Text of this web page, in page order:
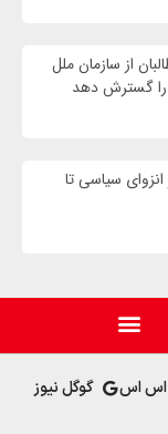
از سازمان ملل
را گسترش دهد
انزوای سیاسی تا
اس اس گوگل نیوز